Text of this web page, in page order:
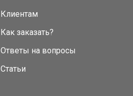
Клиентам
Как заказать?
Ответы на вопросы
Статьи